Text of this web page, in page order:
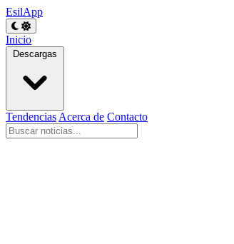
EsilApp
Inicio
Descargas
Tendencias Acerca de Contacto